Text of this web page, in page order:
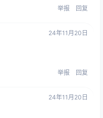
举报 回复
24年11月20日
举报 回复
24年11月20日